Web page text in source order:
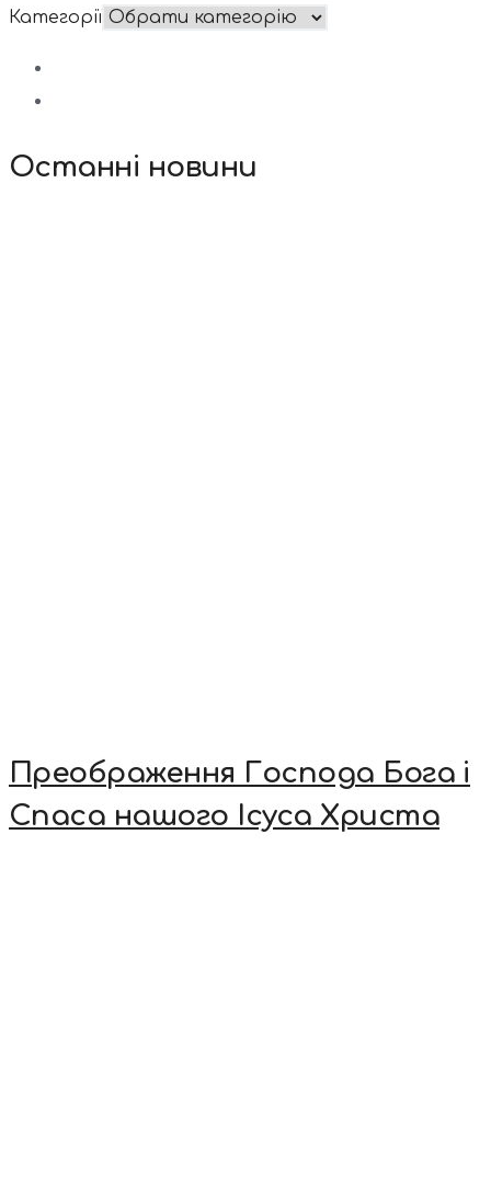
Категорії
Останні новини
Преображення Господа Бога і
Спаса нашого Ісуса Христа